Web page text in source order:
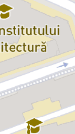
scenograful Cosmin
o rară
întrebarea
dramatice evocate în
obligă la o reflecție
la compatrioții noștri
Reflecție care se
Distribuție:
Apostol Bologa:
Conştiinţa:Marius